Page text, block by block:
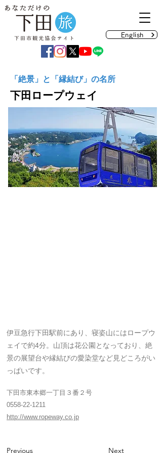
English
「絶景」と「縁結び」の名所
下田ロープウェイ
伊豆急行下田駅前にあり、寝姿山にはロープウ
ェイで約4分。山頂は花公園となっており、絶
景の展望台や縁結びの愛染堂など見どころがい
っぱいです。
下田市東本郷一丁目３番２号
0558-22-1211
http://www.ropeway.co.jp
Previous Next